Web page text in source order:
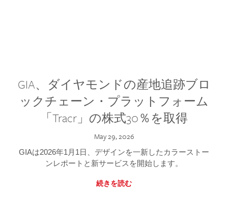
GIA、ダイヤモンドの産地追跡ブロ
ックチェーン・プラットフォーム
「Tracr」の株式30％を取得
May 29, 2026
GIAは2026年1月1日、デザインを一新したカラーストー
ンレポートと新サービスを開始します。
続きを読む